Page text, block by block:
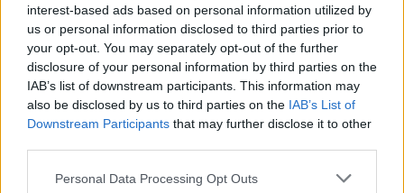
interest-based ads based on personal information utilized by
us or personal information disclosed to third parties prior to
your opt-out. You may separately opt-out of the further
disclosure of your personal information by third parties on the
IAB’s list of downstream participants. This information may
also be disclosed by us to third parties on the IAB’s List of
Downstream Participants that may further disclose it to other
Please note that this website/app uses one or more Google
Personal Data Processing Opt Outs
δική μας περίπτωση είμαστε… αλλού. Δεν
ασχολούμαστε με ζήλιες και ανταγωνισμούς!»
«Αυτά είναι κονσομασιόν»
Ο πρωταγωνιστής του θεάτρου και της τηλεόρασης
δεν θα μπορούσε να μην αναφερθεί και στους
καλλιτέχνες που εκτίθενται δεξιά κι αριστερά ώστε